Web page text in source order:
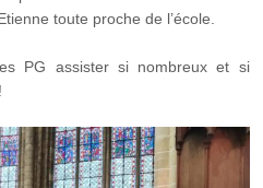
toute proche de l’école.
PG assister si nombreux et si